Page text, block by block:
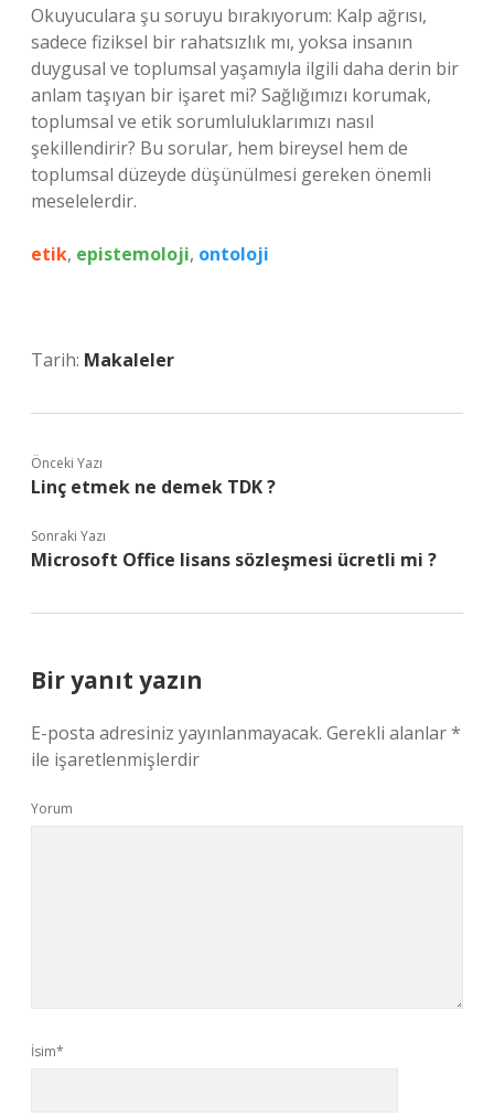
Okuyuculara şu soruyu bırakıyorum: Kalp ağrısı,
sadece fiziksel bir rahatsızlık mı, yoksa insanın
duygusal ve toplumsal yaşamıyla ilgili daha derin bir
anlam taşıyan bir işaret mi? Sağlığımızı korumak,
toplumsal ve etik sorumluluklarımızı nasıl
şekillendirir? Bu sorular, hem bireysel hem de
toplumsal düzeyde düşünülmesi gereken önemli
meselelerdir.
etik, epistemoloji, ontoloji
Tarih: Makaleler
Önceki Yazı
Linç etmek ne demek TDK ?
Sonraki Yazı
Microsoft Office lisans sözleşmesi ücretli mi ?
Bir yanıt yazın
E-posta adresiniz yayınlanmayacak. Gerekli alanlar*
ile işaretlenmişlerdir
Yorum
İsim*